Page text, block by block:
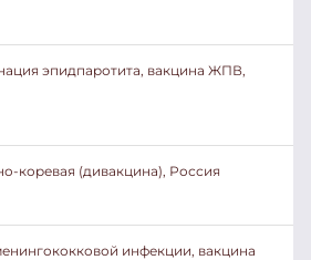
эпидпаротита, вакцина ЖПВ,
коревая (дивакцина), Россия
инфекции, вакцина